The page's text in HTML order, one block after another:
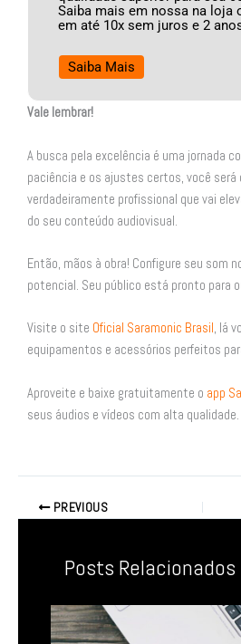
Saiba mais em nossa na loja
em até 10x sem juros e 2
Saiba Mais
Vale lembrar!
A busca pela excelência é uma jornada
paciência e os ajustes certos, você será
verdadeiramente profissional que vai
do seu conteúdo audiovisual.
Então, mãos à obra! Configure seu som
potencial. Seu público está pronto para
Visite o site Oficial Saramonic Brasil , lá
equipamentos e acessórios perfeitos
Aproveite e baixe gratuitamente o app
seus áudios e vídeos com alta qualidade.
PREVIOUS
Posts Relacionados